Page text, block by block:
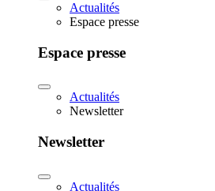
Actualités
Espace presse
Espace presse
Actualités
Newsletter
Newsletter
Actualités